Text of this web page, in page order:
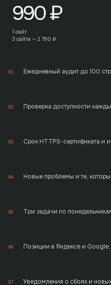
990₽
1 сайт
3 сайта — 2 790 ₽
01 Ежедневный аудит до 100
02 Проверка доступности
03 Срок HTTPS-сертификата и
04 Новые проблемы и те,
05 Три задачи по
06 Позиции в Яндексе и
07 Уведомления о сбоях и